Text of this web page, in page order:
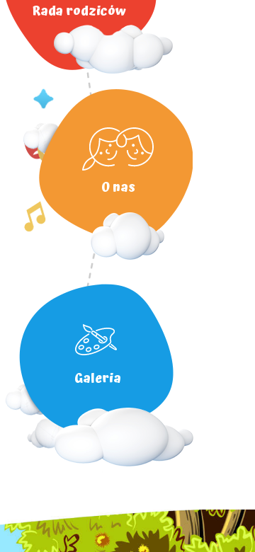
Rada rodziców
O nas
Galeria